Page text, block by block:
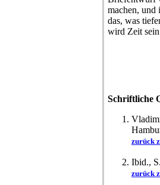
machen, und
das, was
wird Zeit
Schriftliche
zurück
Ibid.,
zurück